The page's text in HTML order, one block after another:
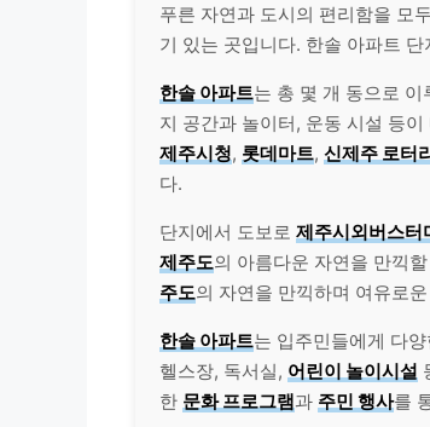
푸른 자연과 도시의 편리함을 모
기 있는 곳입니다. 한솔 아파트
한솔 아파트는 총 몇 개 동으로
지 공간과 놀이터, 운동 시설 등
제주시청, 롯데마트, 신제주 로터
다.
단지에서 도보로 제주시외버스터
제주도의 아름다운 자연을 만끽
주도의 자연을 만끽하며 여유로
한솔 아파트는 입주민들에게 다
헬스장, 독서실, 어린이 놀이시설
한 문화 프로그램과 주민 행사를